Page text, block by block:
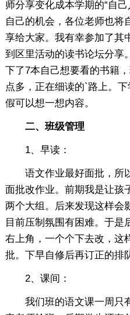
师分享变化成本学期的“自
自己的机会，各位老师也将
享给大家。我有幸参加了其
到区里活动的读书论坛分享
下了7本自己想要看的书籍
点多，正在细读的`路上。
假可以想一想内容。
二、班级管理
1、早读：
语文作业最好面批，所
面批改作业。前期我是让孩
两个大组。后来发现这样会
目前压制氛围有困难。于是
右上角，一个个下去改，这
批。下早自修后再订正的排
2、课间：
我们班的语文课一周只